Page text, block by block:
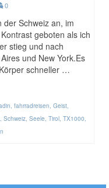
0
der Schweiz an, im
geboten als ich
stieg und nach
und New York.Es
schneller …
, fahrradreisen, Geist,
, Schweiz, Seele, Tirol, TX1000,